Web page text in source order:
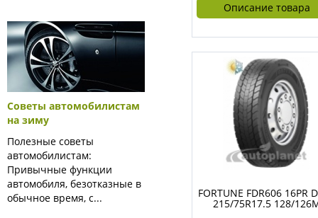
Советы автомобилистам
на зиму
Полезные советы
автомобилистам:
Привычные функции
автомобиля, безотказные в
обычное время, с...
Описание товара
FORTUNE FDR606 16PR
215/75R17.5 128/